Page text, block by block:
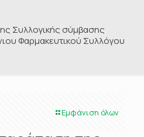
Συλλογικής σύμβασης
Φαρμακευτικού Συλλόγου
Εμφάνιση όλων